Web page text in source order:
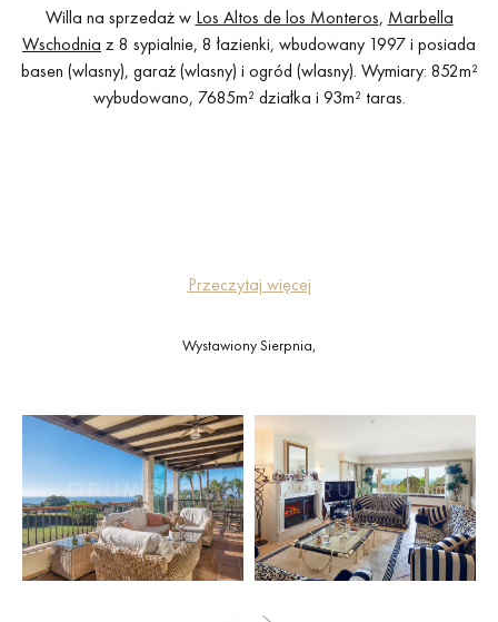
Willa na sprzedaż w Los Altos de los Monteros, Marbella
Wschodnia z 8 sypialnie, 8 łazienki, wbudowany 1997 i posiada
basen (wlasny), garaż (wlasny) i ogród (wlasny). Wymiary: 852m²
wybudowano, 7685m² działka i 93m² taras.
Przeczytaj więcej
Wystawiony Sierpnia,